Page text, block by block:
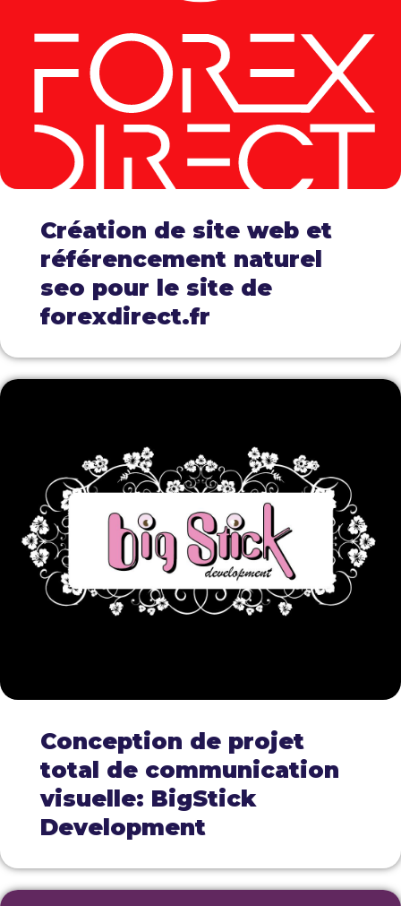
Création de site web et
référencement naturel
seo pour le site de
forexdirect.fr
Conception de projet
total de communication
visuelle: BigStick
Development